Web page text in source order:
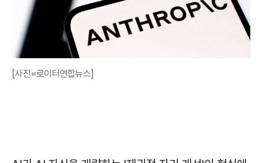
[사진=로이터연합뉴스]